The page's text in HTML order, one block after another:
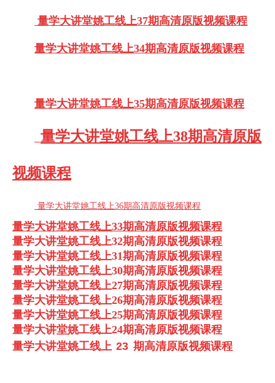
量学大讲堂姚工线上37期高清原版视频课程
量学大讲堂姚工线上34期高清原版视频课程
量学大讲堂姚工线上35期高清原版视频课程
量学大讲堂姚工线上38期高清原版
视频课程
量学大讲堂姚工线上36期高清原版视频课程
量学大讲堂姚工线上33期高清原版视频课程
量学大讲堂姚工线上32期高清原版视频课程
量学大讲堂姚工线上31期高清原版视频课程
量学大讲堂姚工线上30期高清原版视频课程
量学大讲堂姚工线上27期高清原版视频课程
量学大讲堂姚工线上26期高清原版视频课程
量学大讲堂姚工线上25期高清原版视频课程
量学大讲堂姚工线上24期高清原版视频课程
量学大讲堂姚工线上 23 期高清原版视频课程